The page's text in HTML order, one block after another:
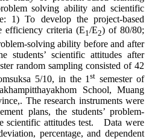
solving ability and scientific
1) To develop the project-based
efficiency criteria (E1/E2) of 80/80;
solving ability before and after
students’ scientific attitudes after
random sampling consisted of 42
5/10, in the 1st semester of
School, Muang
The research instruments were
plans, the students’ problem-
scientific attitudes test. Data were
percentage, and dependent